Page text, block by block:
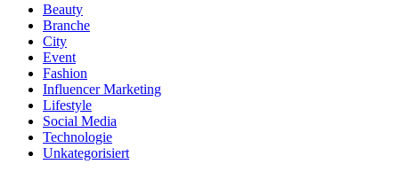
Beauty
Branche
City
Event
Fashion
Influencer Marketing
Lifestyle
Social Media
Technologie
Unkategorisiert